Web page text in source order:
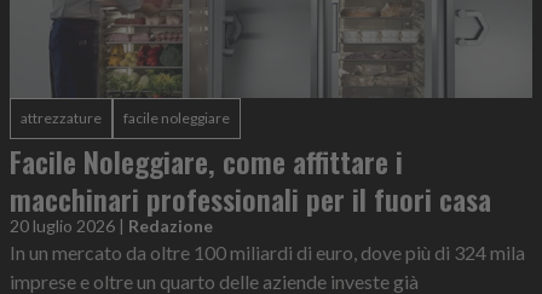
attrezzature facile noleggiare
Facile Noleggiare, come affittare i
macchinari professionali per il fuori casa
20 luglio 2026 | Redazione
In un mercato da oltre 100 miliardi di euro, dove più di 324 mila
imprese e oltre un quarto delle aziende investe già